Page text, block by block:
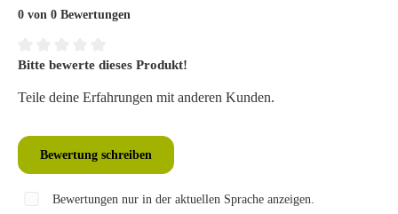
0 von 0 Bewertungen
Durchschnittliche Bewertung von 0 von 5 Sternen
Bitte bewerte dieses Produkt!
Teile deine Erfahrungen mit anderen Kunden.
Bewertung schreiben
Bewertungen nur in der aktuellen Sprache anzeigen.